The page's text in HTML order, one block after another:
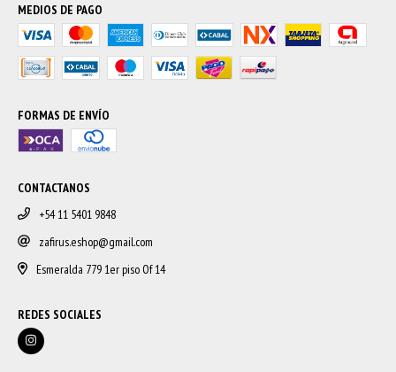
MEDIOS DE PAGO
FORMAS DE ENVÍO
CONTACTANOS
+54 11 5401 9848
zafirus.eshop@gmail.com
Esmeralda 779 1er piso Of 14
REDES SOCIALES